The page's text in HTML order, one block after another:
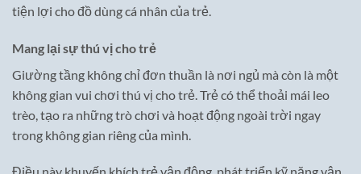
tiện lợi cho đồ dùng cá nhân của trẻ.
Mang lại sự thú vị cho trẻ
Giường tầng không chỉ đơn thuần là nơi ngủ mà còn là một
không gian vui chơi thú vị cho trẻ. Trẻ có thể thoải mái leo
trèo, tạo ra những trò chơi và hoạt động ngoài trời ngay
trong không gian riêng của mình.